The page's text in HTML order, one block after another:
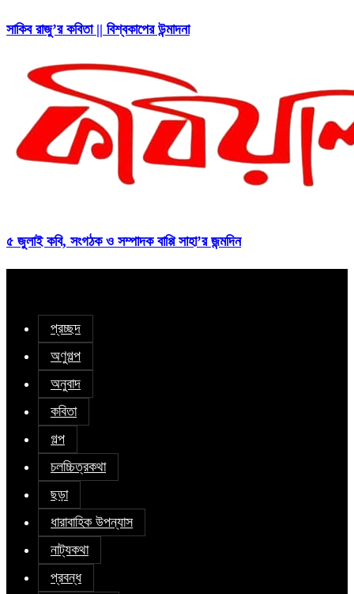
সাকিব রাজু’র কবিতা || বিশ্বকাপের উন্মাদনা
৫ জুলাই কবি, সংগঠক ও সম্পাদক বাপ্পি সাহা’র জন্মদিন
প্রচ্ছদ
অণুগল্প
অনুবাদ
কবিতা
গল্প
চলচ্চিত্রকথা
ছড়া
ধারাবাহিক উপন্যাস
নাট্যকথা
প্রবন্ধ